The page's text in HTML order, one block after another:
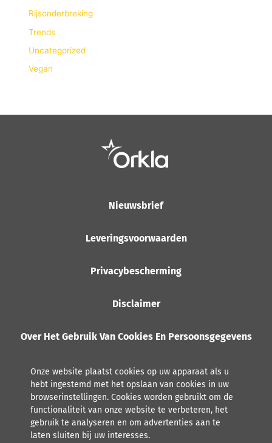
Rijsonderbreking
Trends
Uncategorized
Vegan
Nieuwsbrief
Leveringsvoorwaarden
Privacybescherming
Disclaimer
Over Het Gebruik Van Cookies En Persoonsgegevens
Onze website plaatst cookies op uw apparaat als u
hebt ingestemd met het opslaan van cookies in uw
browserinstellingen. Cookies worden gebruikt om de
functionaliteit van onze website te verbeteren, het
gebruik te analyseren en om advertenties aan te
laten sluiten bij uw interesses.